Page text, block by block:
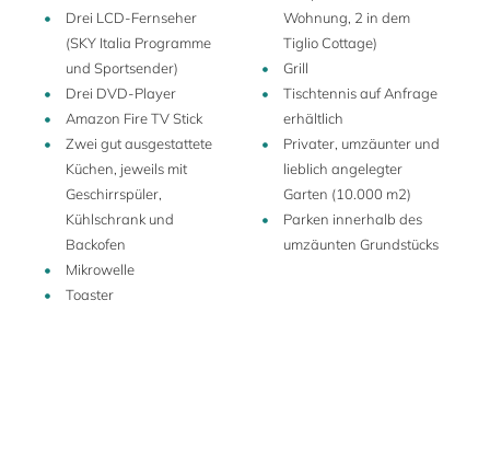
Das weitläufige Privatgelände rund um Villa nel Verde
bietet sowohl Privatsphäre als auch ausreichend Platz, um
die umliegenden Wald- und üppig bewachsenen
Naturschutzgebiete in aller Ruhe zu erkunden.
Drei LCD-Fernseher
(SKY Italia Programme
und Sportsender)
Drei DVD-Player
Amazon Fire TV Stick
Zwei gut ausgestattete
Küchen, jeweils mit
Geschirrspüler,
Kühlschrank und
Backofen
Mikrowelle
Toaster
Wohnung, 2 in dem
Tiglio Cottage)
Grill
Tischtennis auf Anfrage
erhältlich
Privater, umzäunter und
lieblich angelegter
Garten (10.000 m2)
Parken innerhalb des
umzäunten Grundstücks